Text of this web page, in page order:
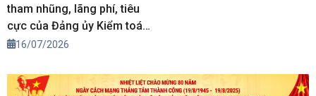
tham nhũng, lãng phí, tiêu
cực của Đảng ủy Kiểm toán
nhà nước nhiệm kỳ 2025-
16/07/2026